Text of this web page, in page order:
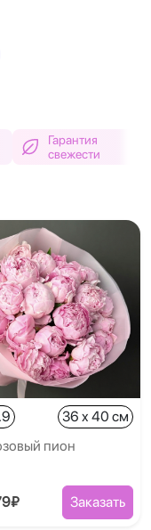
Гарантия
свежести
36 x 40 см
пион
Заказать